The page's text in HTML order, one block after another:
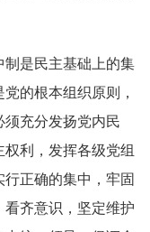
是民主基础上的集
的根本组织原则，
充分发扬党内民
利，发挥各级党组
正确的集中，牢固
齐意识，坚定维护